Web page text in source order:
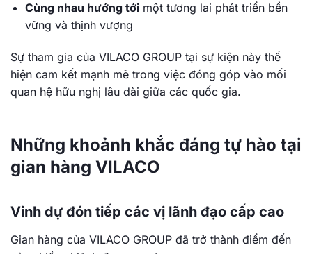
Cùng nhau hướng tớimột tương lai phát triển bền
vững và thịnh vượng
Sự tham gia của VILACO GROUP tại sự kiện này thể
hiện cam kết mạnh mẽ trong việc đóng góp vào mối
quan hệ hữu nghị lâu dài giữa các quốc gia.
Những khoảnh khắc đáng tự hào tại
gian hàng VILACO
Vinh dự đón tiếp các vị lãnh đạo cấp cao
Gian hàng của VILACO GROUP đã trở thành điểm đến